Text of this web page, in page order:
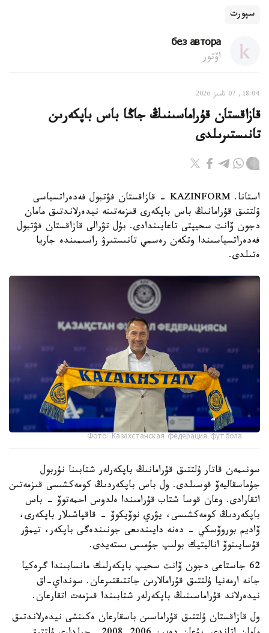
سپورت
без автора
اۆتور
18:04, 07 تامىز 2026
قازاقستان قۇراماسىنىڭ جاڭا باس باپكەرىن
تانىستىرىلدى
استانا. KAZINFORM - قازاقستان فۋتبول فەدەراتسياسى
ۇلتتىق قۇرامانىڭ باس باپكەرى قىزمەتىنە نيدەرلاندتىق مامان
دجون ۆانت سحيپتى تاعايىندادى. بۇل تۋرالى قازاقستان فۋتبول
فەدەراتسياسىندا وتكەن رەسمي تانىستىرۋ راسىمىندە جاريا
ەتىلدى.
Фото: Казахстанская федерация футбола
سونىمەن قاتار ۇلتتىق قۇرامانىڭ باپكەرلەر شتابىنا نۇربول
جۇماسقاليەۆ قوسىلدى. ول باس باپكەردىڭ كومەكشىسى قىزمەتىن
اتقارادى. وعان قوسا شتاب قۇرامىندا ەلدوس احمەتوۆ - باس
باپكەردىڭ كومەكشىسى، يۋري نوۆيكوۆ - قاقپاشىلار باپكەرى،
ۆاديم بوروۆسكي - دەنە دايىندىعى جونىندەگى باپكەر، تيمۋر
قۇسايىنوۆ اناليتيك بولىپ جۇمىس ىستەيدى.
62 جاستاعى دجون ۆانت سحيپ باپكەرلىك مانسابىندا گرەكيا
جانە ارمەنيا ۇلتتىق قۇرامالارىن جاتتىقتىرعان. سونداي-اق
نيدەرلاند قۇراماسىنىڭ باپكەرلەر شتابىندا قىزمەت اتقارعان.
ول قازاقستان ۇلتتىق قۇراماسىن باسقارعان ەكىنشى نيدەرلاندتىق